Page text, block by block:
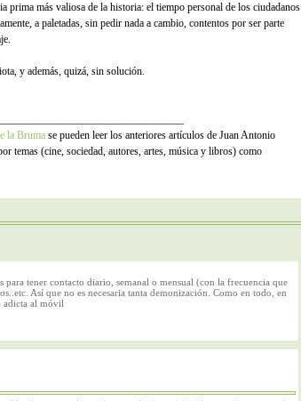
prima más valiosa de la historia: el tiempo personal de los ciudadanos
a paletadas, sin pedir nada a cambio, contentos por ser parte
y además, quizá, sin solución.
la Bruma se pueden leer los anteriores artículos de Juan Antonio
temas (cine, sociedad, autores, artes, música y libros) como
tener contacto diario, semanal o mensual (con la frecuencia que
Así que no es necesaria tanta demonización. Como en todo, en
adicta al móvil